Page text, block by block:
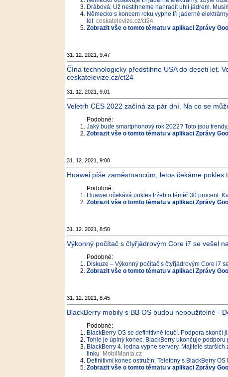
Drábová: Už nestihneme nahradit uhlí jádrem.
Německo s koncem roku vypne tři jaderné
let ceskatelevize.cz/ct24
Zobrazit vše o tomto tématu v aplikaci Zprávy
31. 12. 2021, 9:47
Čína technologicky předstihne USA do deseti let.
ceskatelevize.cz/ct24
31. 12. 2021, 9:01
Veletrh CES 2022 začíná za pár dní. Na co se
Podobné:
Jaký bude smartphonový rok 2022? Toto jsou
Zobrazit vše o tomto tématu v aplikaci Zprávy
31. 12. 2021, 9:00
Huawei píše zaměstnancům, letos čekáme
Podobné:
Huawei očekává pokles tržeb o téměř 30 procent.
Zobrazit vše o tomto tématu v aplikaci Zprávy
31. 12. 2021, 8:50
Výkonný počítač s čtyřjádrovým Core i7 se vešel
Podobné:
Diskuze – Výkonný počítač s čtyřjádrovým Core i7
Zobrazit vše o tomto tématu v aplikaci Zprávy
31. 12. 2021, 8:45
BlackBerry mobily s BB OS budou nepoužitelné -
Podobné:
BlackBerry OS se definitivně loučí. Podpora skončí
Tohle je úplný konec. BlackBerry ukončuje
BlackBerry 4. ledna vypne servery. Majitelé
linku
MobilMania.cz
Definitivní konec ostružin. Telefony s BlackBerry
Zobrazit vše o tomto tématu v aplikaci Zprávy